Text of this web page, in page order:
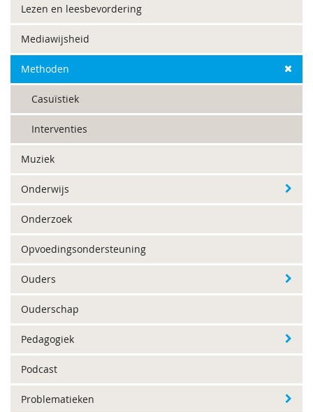
Lezen en leesbevordering
Mediawijsheid
Methoden
Casuïstiek
Interventies
Muziek
Onderwijs
Onderzoek
Opvoedingsondersteuning
Ouders
Ouderschap
Pedagogiek
Podcast
Problematieken